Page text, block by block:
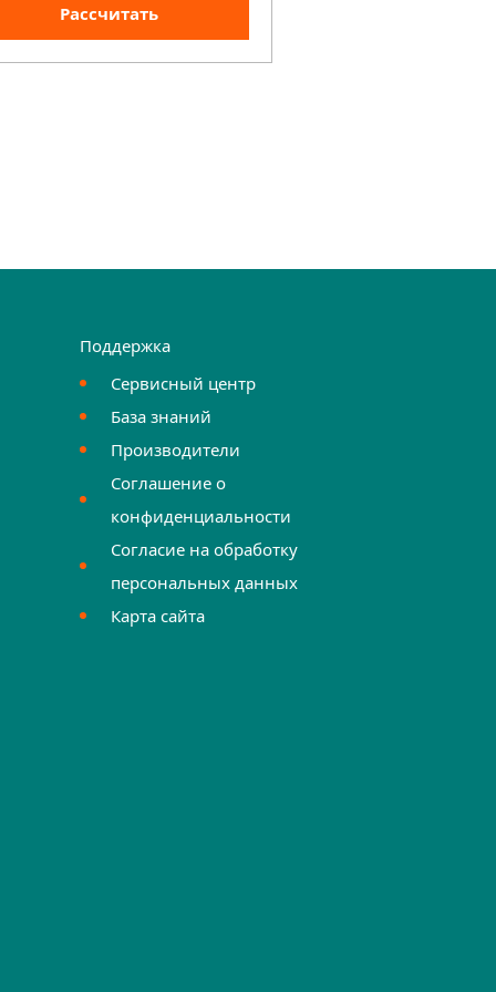
Рассчитать
Поддержка
Сервисный центр
База знаний
Производители
Соглашение о
конфиденциальности
Согласие на обработку
персональных данных
Карта сайта